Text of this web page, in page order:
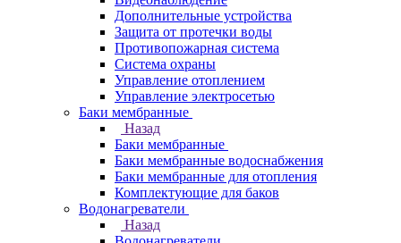
Дополнительные устройства
Защита от протечки воды
Противопожарная система
Система охраны
Управление отоплением
Управление электросетью
Баки мембранные
Назад
Баки мембранные
Баки мембранные водоснабжения
Баки мембранные для отопления
Комплектующие для баков
Водонагреватели
Назад